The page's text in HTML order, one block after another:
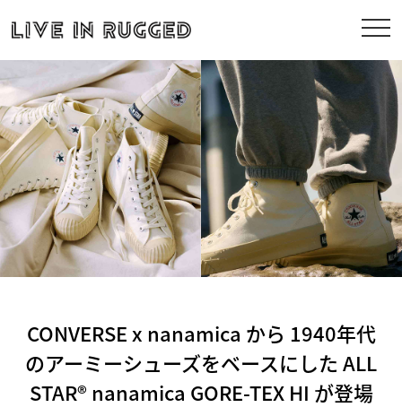
CONVERSE x nanamica から 1940年代
のアーミーシューズをベースにした ALL
STAR® nanamica GORE-TEX HI が登場